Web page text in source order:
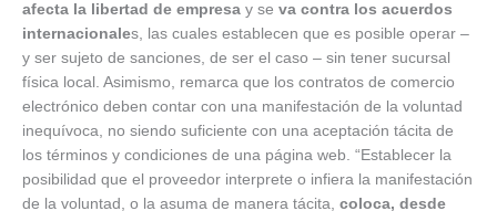
afecta la libertad de empresa y se va contra los acuerdos
internacionales, las cuales establecen que es posible operar –
y ser sujeto de sanciones, de ser el caso – sin tener sucursal
física local. Asimismo, remarca que los contratos de comercio
electrónico deben contar con una manifestación de la voluntad
inequívoca, no siendo suficiente con una aceptación tácita de
los términos y condiciones de una página web. “Establecer la
posibilidad que el proveedor interprete o infiera la manifestación
de la voluntad, o la asuma de manera tácita, coloca, desde